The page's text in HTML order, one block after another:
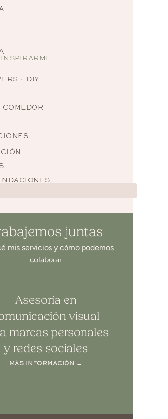
· DIY
COMEDOR
juntas
mis servicios y cómo podemos
colaborar
Asesoría en
visual
marcas personales
y redes sociales
MÁS INFORMACIÓN →